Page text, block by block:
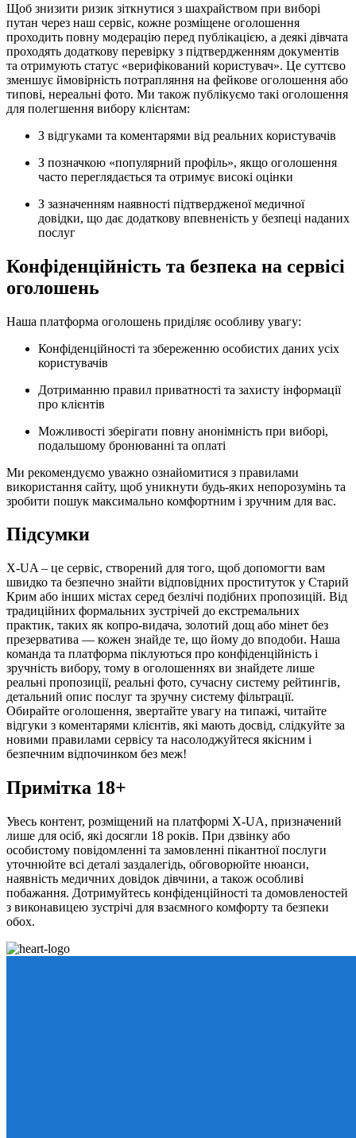
Щоб знизити ризик зіткнутися з шахрайством при виборі
путан через наш сервіс, кожне розміщене оголошення
проходить повну модерацію перед публікацією, а деякі дівчата
проходять додаткову перевірку з підтвердженням документів
та отримують статус «верифікований користувач». Це суттєво
зменшує ймовірність потрапляння на фейкове оголошення або
типові, нереальні фото. Ми також публікуємо такі оголошення
для полегшення вибору клієнтам:
З відгуками та коментарями від реальних користувачів
З позначкою «популярний профіль», якщо оголошення
часто переглядається та отримує високі оцінки
З зазначенням наявності підтвердженої медичної
довідки, що дає додаткову впевненість у безпеці наданих
послуг
Конфіденційність та безпека на сервісі
оголошень
Наша платформа оголошень приділяє особливу увагу:
Конфіденційності та збереженню особистих даних усіх
користувачів
Дотриманню правил приватності та захисту інформації
про клієнтів
Можливості зберігати повну анонімність при виборі,
подальшому бронюванні та оплаті
Ми рекомендуємо уважно ознайомитися з правилами
використання сайту, щоб уникнути будь-яких непорозумінь та
зробити пошук максимально комфортним і зручним для вас.
Підсумки
X-UA – це сервіс, створений для того, щоб допомогти вам
швидко та безпечно знайти відповідних проституток у Старий
Крим або інших містах серед безлічі подібних пропозицій. Від
традиційних формальних зустрічей до екстремальних
практик, таких як копро-видача, золотий дощ або мінет без
презерватива — кожен знайде те, що йому до вподоби. Наша
команда та платформа піклуються про конфіденційність і
зручність вибору, тому в оголошеннях ви знайдете лише
реальні пропозиції, реальні фото, сучасну систему рейтингів,
детальний опис послуг та зручну систему фільтрації.
Обирайте оголошення, звертайте увагу на типажі, читайте
відгуки з коментарями клієнтів, які мають досвід, слідкуйте за
новими правилами сервісу та насолоджуйтеся якісним і
безпечним відпочинком без меж!
Примітка 18+
Увесь контент, розміщений на платформі X-UA, призначений
лише для осіб, які досягли 18 років. При дзвінку або
особистому повідомленні та замовленні пікантної послуги
уточнюйте всі деталі заздалегідь, обговорюйте нюанси,
наявність медичних довідок дівчини, а також особливі
побажання. Дотримуйтесь конфіденційності та домовленостей
з виконавицею зустрічі для взаємного комфорту та безпеки
обох.